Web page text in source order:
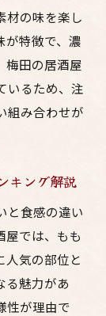
部位
しむコツ
味わう方
過ごし方
酒の組み
材の味を楽し
が特徴で、濃
梅田の居酒屋
いるため、注
組み合わせが
キング解説
と食感の違い
屋では、もも
人気の部位と
る魅力があ
性が理由で